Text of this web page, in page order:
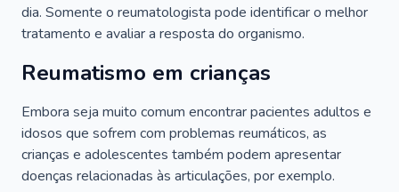
dia. Somente o reumatologista pode identificar o melhor
tratamento e avaliar a resposta do organismo.
Reumatismo em crianças
Embora seja muito comum encontrar pacientes adultos e
idosos que sofrem com problemas reumáticos, as
crianças e adolescentes também podem apresentar
doenças relacionadas às articulações, por exemplo.